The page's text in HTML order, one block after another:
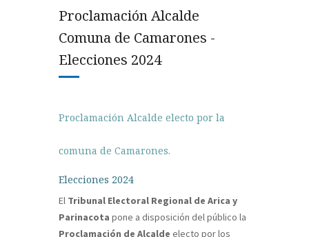
Proclamación Alcalde
Comuna de Camarones -
Elecciones 2024
Proclamación Alcalde electo por la
comuna de Camarones.
Elecciones 2024
El Tribunal Electoral Regional de Arica y
Parinacota pone a disposición del público la
Proclamación de Alcalde electo por los